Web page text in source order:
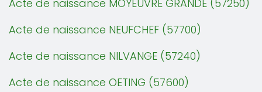
Acte de naissance MOYEUVRE GRANDE (57250)
Acte de naissance NEUFCHEF (57700)
Acte de naissance NILVANGE (57240)
Acte de naissance OETING (57600)